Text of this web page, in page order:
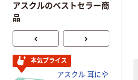
アスクルのベストセラー商
品
本気プライス
アスクル 耳にや